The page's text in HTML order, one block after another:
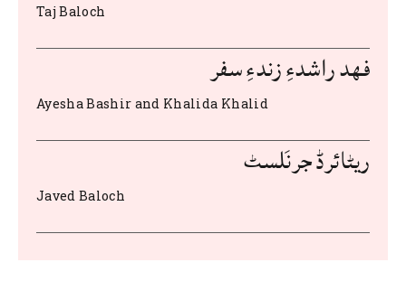
o
k
Taj Baloch
فهد راشدءِ زندءِ سفر
Ayesha Bashir and Khalida Khalid
ریٹائرڈ جرنَلسٹ
Javed Baloch